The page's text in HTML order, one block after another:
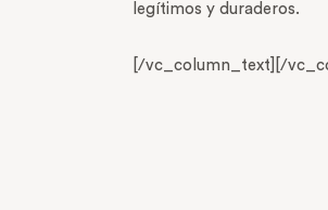
legítimos y duraderos.
[/vc_column_text][/